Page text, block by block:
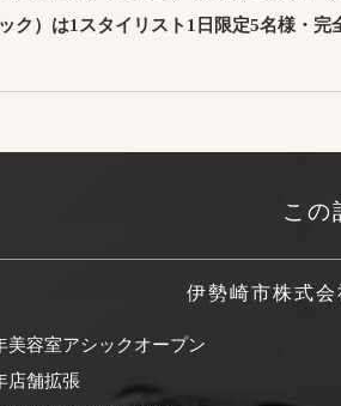
ク）は1スタイリスト1日限定5名様・完
この
伊勢崎市株式
美容室アシックオープン
店舗拡張